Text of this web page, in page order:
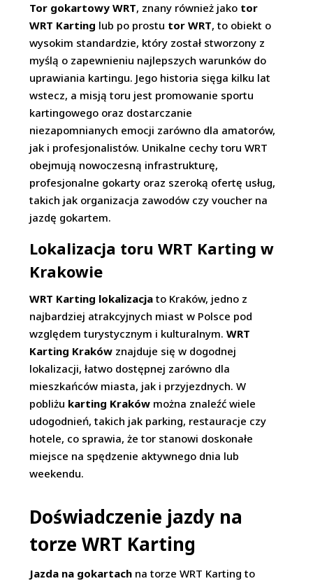
Tor gokartowy WRT, znany również jako tor
WRT Karting lub po prostu tor WRT, to obiekt o
wysokim standardzie, który został stworzony z
myślą o zapewnieniu najlepszych warunków do
uprawiania kartingu. Jego historia sięga kilku lat
wstecz, a misją toru jest promowanie sportu
kartingowego oraz dostarczanie
niezapomnianych emocji zarówno dla amatorów,
jak i profesjonalistów. Unikalne cechy toru WRT
obejmują nowoczesną infrastrukturę,
profesjonalne gokarty oraz szeroką ofertę usług,
takich jak organizacja zawodów czy voucher na
jazdę gokartem.
Lokalizacja toru WRT Karting w
Krakowie
WRT Karting lokalizacja to Kraków, jedno z
najbardziej atrakcyjnych miast w Polsce pod
względem turystycznym i kulturalnym.WRT
Karting Kraków znajduje się w dogodnej
lokalizacji, łatwo dostępnej zarówno dla
mieszkańców miasta, jak i przyjezdnych. W
pobliżu karting Kraków można znaleźć wiele
udogodnień, takich jak parking, restauracje czy
hotele, co sprawia, że tor stanowi doskonałe
miejsce na spędzenie aktywnego dnia lub
weekendu.
Doświadczenie jazdy na
torze WRT Karting
Jazda na gokartach na torze WRT Karting to